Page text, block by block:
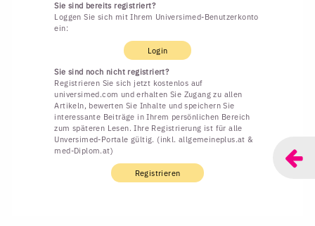
Sie sind bereits registriert?
Loggen Sie sich mit Ihrem Universimed-Benutzerkonto
ein:
Login
Sie sind noch nicht registriert?
Registrieren Sie sich jetzt kostenlos auf
universimed.com und erhalten Sie Zugang zu allen
Artikeln, bewerten Sie Inhalte und speichern Sie
interessante Beiträge in Ihrem persönlichen Bereich
zum späteren Lesen. Ihre Registrierung ist für alle
Unversimed-Portale gültig. (inkl. allgemeineplus.at &
med-Diplom.at)
Registrieren